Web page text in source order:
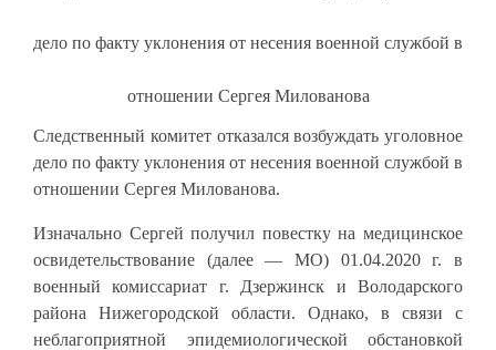
дело по факту уклонения от несения военной службой в
отношении Сергея Милованова
Следственный комитет отказался возбуждать уголовное
дело по факту уклонения от несения военной службой в
отношении Сергея Милованова.
Изначально Сергей получил повестку на медицинское
освидетельствование (далее — МО) 01.04.2020 г. в
военный комиссариат г. Дзержинск и Володарского
района Нижегородской области. Однако, в связи с
неблагоприятной эпидемиологической обстановкой